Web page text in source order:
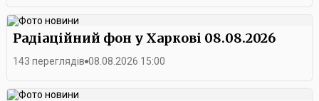
Радіаційний фон у Харкові 08.08.2026
143 переглядів 08.08.2026 15:00